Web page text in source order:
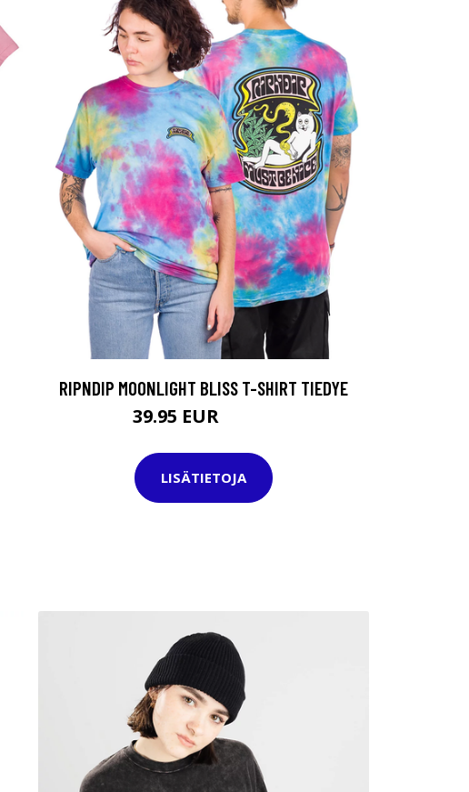
RIPNDIP MOONLIGHT BLISS T-SHIRT TIEDYE
39.95 EUR
LISÄTIETOJA